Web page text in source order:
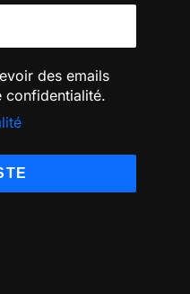
des emails
confidentialité.